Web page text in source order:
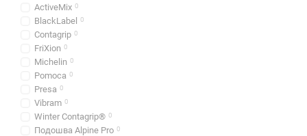
ActiveMix 0
BlackLabel 0
Contagrip 0
FriXion 0
Michelin 0
Pomoca 0
Presa 0
Vibram 0
Winter Contagrip® 0
Подошва Alpine Pro 0